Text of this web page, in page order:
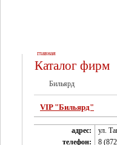
главная
Каталог фирм
Бильярд
VIP "Бильярд"
адрес:
ул.
телефон:
8